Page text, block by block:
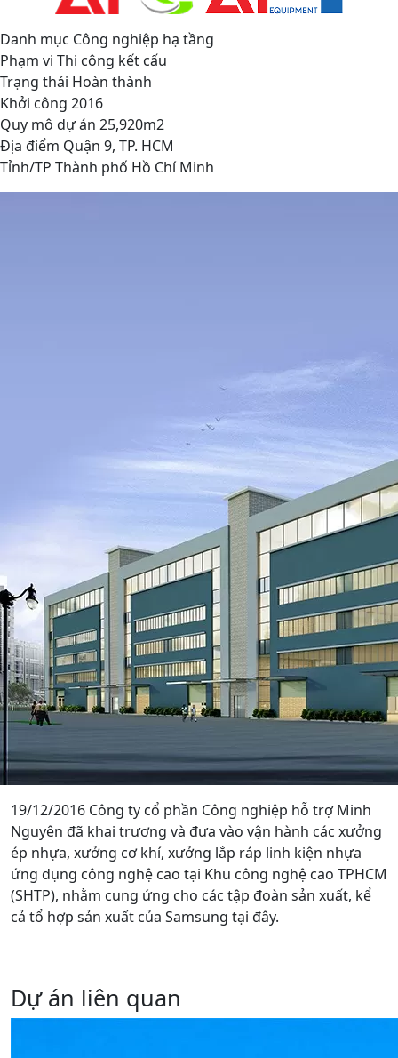
Danh mục Công nghiệp hạ tầng
Phạm vi Thi công kết cấu
Trạng thái Hoàn thành
Khởi công 2016
Quy mô dự án 25,920m2
Địa điểm Quận 9, TP. HCM
Tỉnh/TP Thành phố Hồ Chí Minh
19/12/2016 Công ty cổ phần Công nghiệp hỗ trợ Minh
Nguyên đã khai trương và đưa vào vận hành các xưởng
ép nhựa, xưởng cơ khí, xưởng lắp ráp linh kiện nhựa
ứng dụng công nghệ cao tại Khu công nghệ cao TPHCM
(SHTP), nhằm cung ứng cho các tập đoàn sản xuất, kể
cả tổ hợp sản xuất của Samsung tại đây.
Dự án liên quan